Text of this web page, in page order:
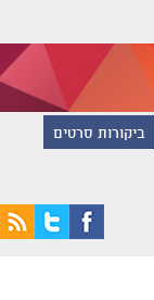
ביקורות סרטים